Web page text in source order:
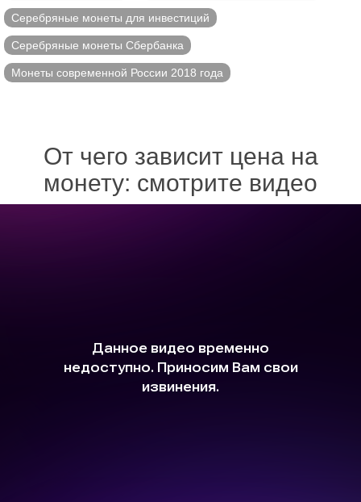
Серебряные монеты для инвестиций
Серебряные монеты Сбербанка
Монеты современной России 2018 года
От чего зависит цена на
монету: смотрите видео